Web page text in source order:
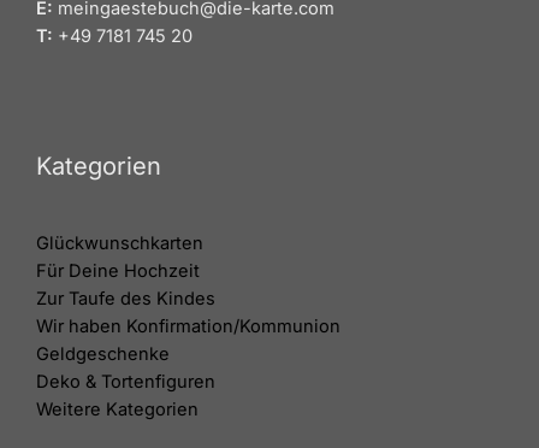
E: meingaestebuch@die-karte.com
T: +49 7181 745 20
Kategorien
Glückwunschkarten
Für Deine Hochzeit
Zur Taufe des Kindes
Wir haben Konfirmation/Kommunion
Geldgeschenke
Deko & Tortenfiguren
Weitere Kategorien